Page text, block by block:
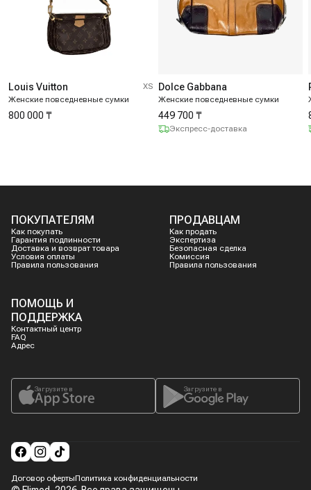
Louis Vuitton
Женские повседневные сумки
XS
800 000 ₸
Dolce Gabbana
Женские повседневные сумки
449 700 ₸
Экспресс-доставка
ПОКУПАТЕЛЯМ
Как покупать
Гарантия подлинности
Доставка и возврат товара
Условия оплаты
Правила пользования
ПРОДАВЦАМ
Как продать
Экспертиза
Безопасная сделка
Комиссия
Правила пользования
ПОМОЩЬ И
ПОДДЕРЖКА
Контактный центр
FAQ
Адрес
Загрузите в Загрузите в
Договор офертыПолитика конфиденциальности